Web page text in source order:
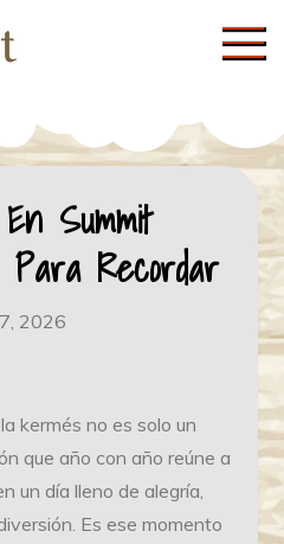
Summit
Para Recordar
2026
, la kermés no es solo un
que año con año reúne a
un día lleno de alegría,
Es ese momento